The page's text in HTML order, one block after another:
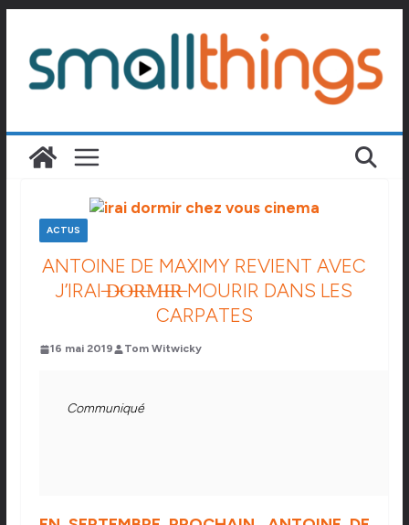
contenu
ACTUS
ANTOINE DE MAXIMY REVIENT AVEC
J’IRAI ̶D̶O̶R̶M̶I̶R̶ MOURIR DANS LES
CARPATES
16 mai 2019 Tom Witwicky
Communiqué